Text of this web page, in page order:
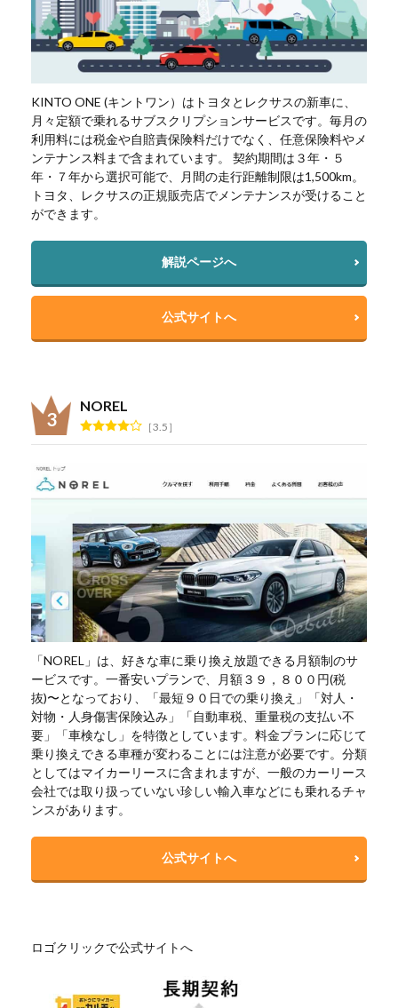
KINTO ONE (キントワン）はトヨタとレクサスの新車に、
月々定額で乗れるサブスクリプションサービスです。毎月の
利用料には税金や自賠責保険料だけでなく、任意保険料やメ
ンテナンス料まで含まれています。 契約期間は３年・５
年・７年から選択可能で、月間の走行距離制限は1,500km。
トヨタ、レクサスの正規販売店でメンテナンスが受けること
ができます。
解説ページへ
公式サイトへ
NOREL
3.5
「NOREL」は、好きな車に乗り換え放題できる月額制のサ
ービスです。一番安いプランで、月額３９，８００円(税
抜)〜となっており、「最短９０日での乗り換え」「対人・
対物・人身傷害保険込み」「自動車税、重量税の支払い不
要」「車検なし」を特徴としています。料金プランに応じて
乗り換えできる車種が変わることには注意が必要です。分類
としてはマイカーリースに含まれますが、一般のカーリース
会社では取り扱っていない珍しい輸入車などにも乗れるチャ
ンスがあります。
公式サイトへ
ロゴクリックで公式サイトへ